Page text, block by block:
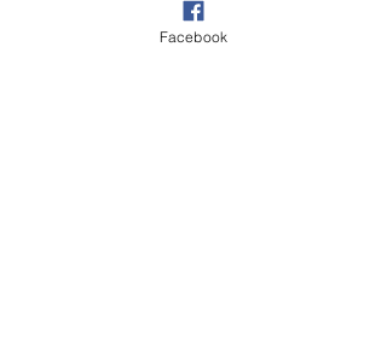
wyzwanie oczekiwaniom publiczności i wprowadza
inowacje w wykorzystaniu harmonii, struktury i
Facebook